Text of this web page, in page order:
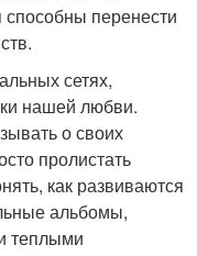
способны перенести
сетях,
нашей любви.
о своих
пролистать
как развиваются
альбомы,
теплыми